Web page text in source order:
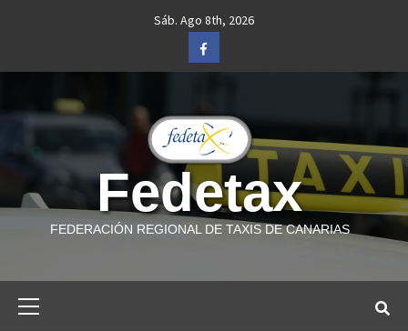
Sáb. Ago 8th, 2026
Facebook
Fedetax
FEDERACIÓN REGIONAL DE TAXIS DE CANARIAS